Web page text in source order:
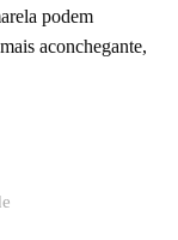
podem
aconchegante,